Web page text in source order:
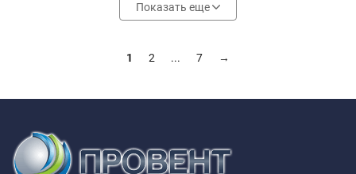
Показать еще
1 2 ... 7 →